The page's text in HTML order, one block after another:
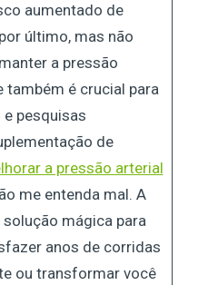
aumentado de
último, mas não
a pressão
é crucial para
pesquisas
de
a pressão arterial
me entenda mal. A
mágica para
anos de corridas
ou transformar você